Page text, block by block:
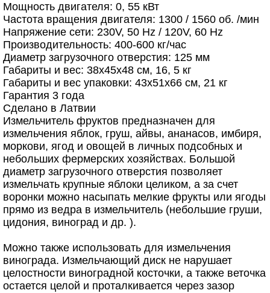
Мощность двигателя: 0, 55 кВт
Частота вращения двигателя: 1300 / 1560 об. /мин
Напряжение сети: 230V, 50 Hz / 120V, 60 Hz
Производительность: 400-600 кг/час
Диаметр загрузочного отверстия: 125 мм
Габариты и вес: 38х45х48 см, 16, 5 кг
Габариты и вес упаковки: 43x51x66 см, 21 кг
Гарантия 3 года
Сделано в Латвии
Измельчитель фруктов предназначен для
измельчения яблок, груш, айвы, ананасов, имбиря,
моркови, ягод и овощей в личных подсобных и
небольших фермерских хозяйствах. Большой
диаметр загрузочного отверстия позволяет
измельчать крупные яблоки целиком, а за счет
воронки можно насыпать мелкие фрукты или ягоды
прямо из ведра в измельчитель (небольшие груши,
цидония, виноград и др. ).
Можно также использовать для измельчения
винограда. Измельчающий диск не нарушает
целостности виноградной косточки, а также веточка
остается целой и проталкивается через зазор